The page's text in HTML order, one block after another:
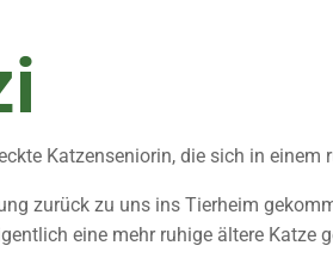
Katzenseniorin, die sich in
zurück zu uns ins Tierheim
eine mehr ruhige ältere Katze